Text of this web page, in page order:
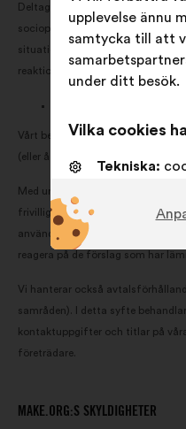
Deltagarnas åldersgrupp och
socioprofessionell och
situationsinformation (kopplad
reaktioner på förslagen, förslag
Vårt berättigade intresse av att
(eller åtgärder som föregår avtal
Med undantag för de kategorier
frivilliga innebär vägran att
användaren inte kan lämna in
reagera på de förslag som har
Vi hanterar också
samråden). I detta syfte
kontaktuppgifter och titlar på
företrädare.
MAKE.ORG:S SKYLDIGHETER
upplevelse ännu
samtycka till att
under ditt besök.
Vilka cookies
Tekniska:
förbättrar din
Statistik:
vår analys av
hjälper oss